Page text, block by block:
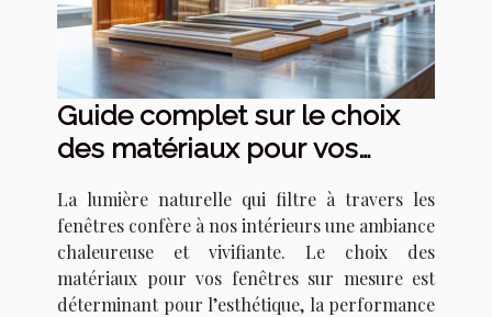
Guide complet sur le choix
des matériaux pour vos
La lumière naturelle qui filtre à travers les
fenêtres confère à nos intérieurs une ambiance
chaleureuse et vivifiante. Le choix des
matériaux pour vos fenêtres sur mesure est
déterminant pour l’esthétique, la performance